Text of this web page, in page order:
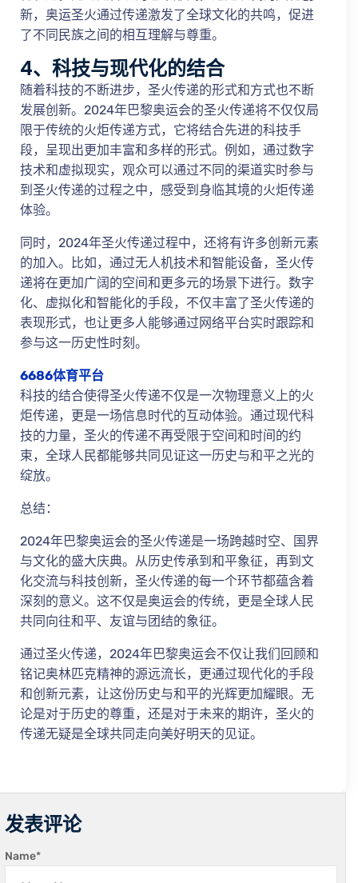
新，奥运圣火通过传递激发了全球文化的共鸣，促进
了不同民族之间的相互理解与尊重。
4、科技与现代化的结合
随着科技的不断进步，圣火传递的形式和方式也不断
发展创新。2024年巴黎奥运会的圣火传递将不仅仅局
限于传统的火炬传递方式，它将结合先进的科技手
段，呈现出更加丰富和多样的形式。例如，通过数字
技术和虚拟现实，观众可以通过不同的渠道实时参与
到圣火传递的过程之中，感受到身临其境的火炬传递
体验。
同时，2024年圣火传递过程中，还将有许多创新元素
的加入。比如，通过无人机技术和智能设备，圣火传
递将在更加广阔的空间和更多元的场景下进行。数字
化、虚拟化和智能化的手段，不仅丰富了圣火传递的
表现形式，也让更多人能够通过网络平台实时跟踪和
参与这一历史性时刻。
6686体育平台
科技的结合使得圣火传递不仅是一次物理意义上的火
炬传递，更是一场信息时代的互动体验。通过现代科
技的力量，圣火的传递不再受限于空间和时间的约
束，全球人民都能够共同见证这一历史与和平之光的
绽放。
总结：
2024年巴黎奥运会的圣火传递是一场跨越时空、国界
与文化的盛大庆典。从历史传承到和平象征，再到文
化交流与科技创新，圣火传递的每一个环节都蕴含着
深刻的意义。这不仅是奥运会的传统，更是全球人民
共同向往和平、友谊与团结的象征。
通过圣火传递，2024年巴黎奥运会不仅让我们回顾和
铭记奥林匹克精神的源远流长，更通过现代化的手段
和创新元素，让这份历史与和平的光辉更加耀眼。无
论是对于历史的尊重，还是对于未来的期许，圣火的
传递无疑是全球共同走向美好明天的见证。
发表评论
Name*